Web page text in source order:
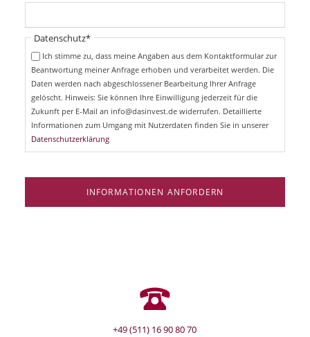
t
f
f
i
Pflichtfeld
Datenschutz*
Ich stimme zu, dass meine Angaben aus dem Kontaktformular zur
Beantwortung meiner Anfrage erhoben und verarbeitet werden. Die
Daten werden nach abgeschlossener Bearbeitung Ihrer Anfrage
gelöscht. Hinweis: Sie können Ihre Einwilligung jederzeit für die
Zukunft per E-Mail an info@dasinvest.de widerrufen. Detaillierte
Informationen zum Umgang mit Nutzerdaten finden Sie in unserer
Datenschutzerklärung
INFORMATIONEN ANFORDERN
+49 (511) 16 90 80 70